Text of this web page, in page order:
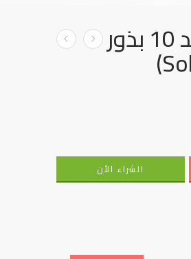
بذور طماطم روفا جولد 10 بذور
(Solanum lycopersicum)
الشراء الأن